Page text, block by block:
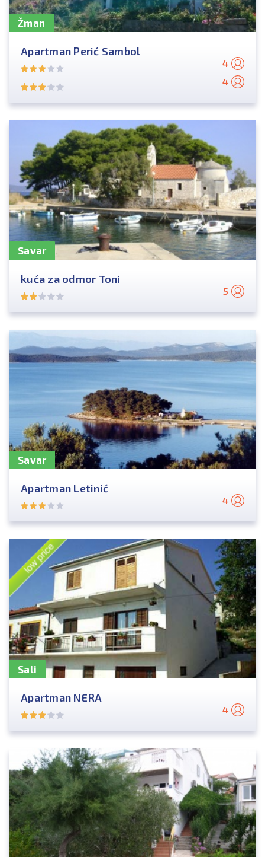
Žman
Apartman Perić Sambol
4
4
Savar
kuća za odmor Toni
5
Savar
Apartman Letinić
4
Sali
Apartman NERA
4